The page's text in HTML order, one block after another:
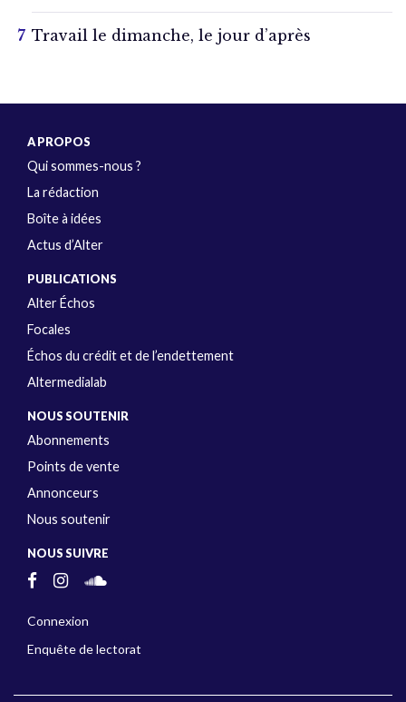
Travail le dimanche, le jour d’après
A PROPOS
Qui sommes-nous ?
La rédaction
Boîte à idées
Actus d’Alter
PUBLICATIONS
Alter Échos
Focales
Échos du crédit et de l’endettement
Altermedialab
NOUS SOUTENIR
Abonnements
Points de vente
Annonceurs
Nous soutenir
NOUS SUIVRE
Connexion
Enquête de lectorat